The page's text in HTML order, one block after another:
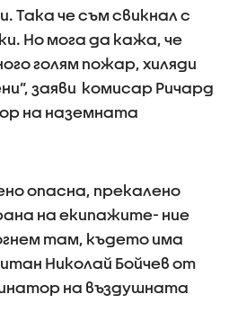
Tака че съм свикнал с
Но мога да кажа, че
голям пожар, хиляди
заяви комисар Ричард
на наземната
опасна, прекалено
на екипажите- ние
там, където има
Николай Бойчев от
на въздушната